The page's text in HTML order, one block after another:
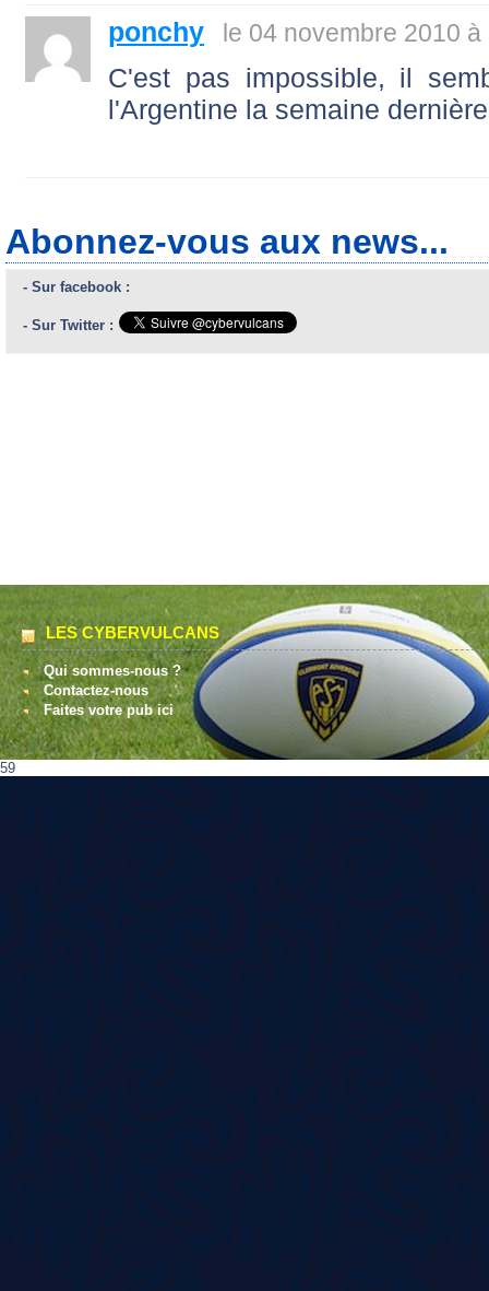
ponchy le 04 novembre 2010 à
C'est pas impossible, il
l'Argentine la semaine
Abonnez-vous aux news...
- Sur facebook :
- Sur Twitter :
LES CYBERVULCANS
Qui sommes-nous ?
Contactez-nous
Faites votre pub ici
59